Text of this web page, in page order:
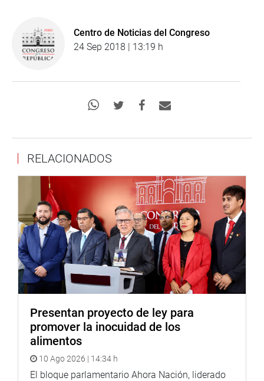
Centro de Noticias del Congreso
24 Sep 2018 | 13:19 h
RELACIONADOS
Presentan proyecto de ley para
promover la inocuidad de los
alimentos
10 Ago 2026 | 14:34 h
El bloque parlamentario Ahora Nación, liderado